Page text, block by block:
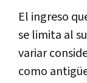
El ingreso
se limita al
variar
como